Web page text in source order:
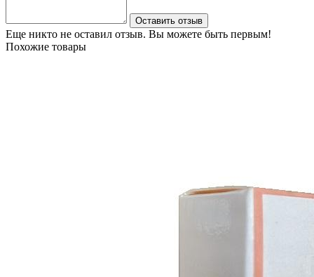
Оставить отзыв
Еще никто не оставил отзыв. Вы можете быть первым!
Похожие товары